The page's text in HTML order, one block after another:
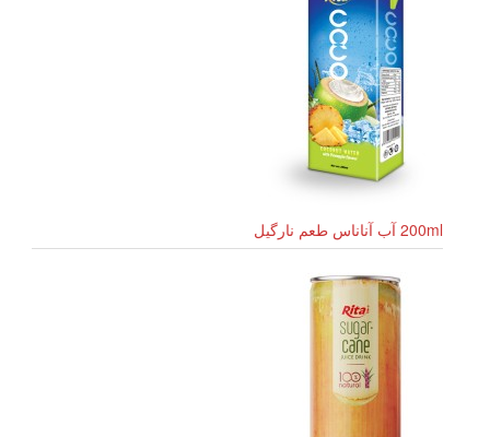
200ml آب آناناس طعم نارگیل